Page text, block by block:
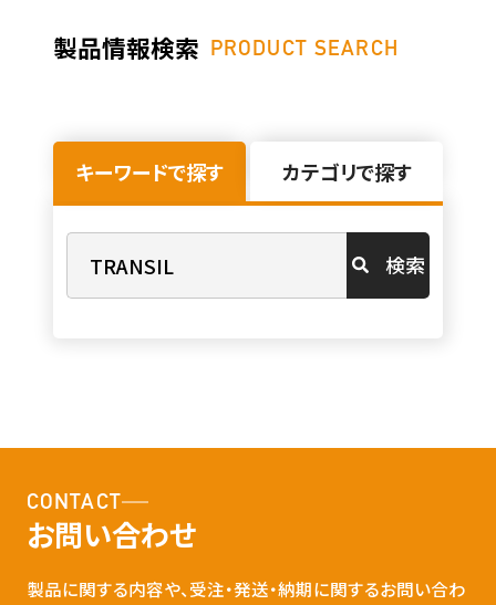
製品情報検索 PRODUCT SEARCH
キーワードで探す カテゴリで探す
検索
CONTACT
お問い合わせ
製品に関する内容や、受注・発送・納期に関するお問い合わ